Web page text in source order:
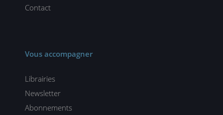
Contact
Vous accompagner
Librairies
Newsletter
Abonnements